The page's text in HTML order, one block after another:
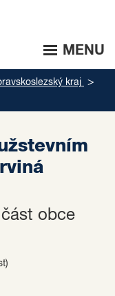
MENU
kraj
obce